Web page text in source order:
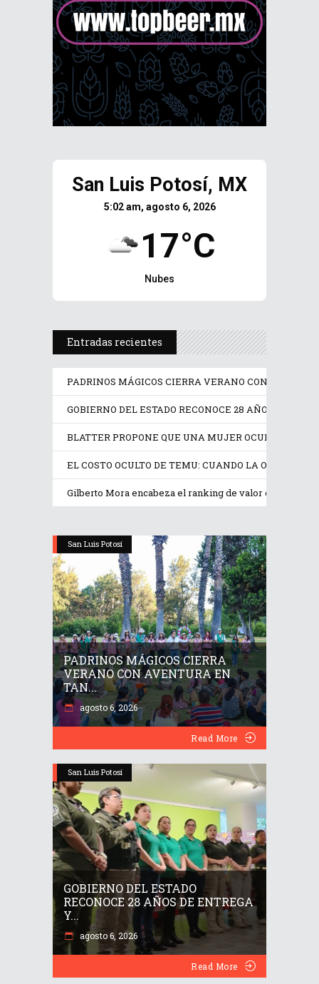
San Luis Potosí, MX
5:02 am, agosto 6, 2026
17°C
Nubes
Entradas recientes
PADRINOS MÁGICOS CIERRA VERANO CON
GOBIERNO DEL ESTADO RECONOCE 28 AÑOS DE
BLATTER PROPONE QUE UNA MUJER OCUPE LA
EL COSTO OCULTO DE TEMU: CUANDO LA OFERTA
Gilberto Mora encabeza el ranking de valor de mercado
San Luis Potosí
PADRINOS MÁGICOS CIERRA
VERANO CON AVENTURA EN
TAN...
agosto 6, 2026
Read More
San Luis Potosí
GOBIERNO DEL ESTADO
RECONOCE 28 AÑOS DE ENTREGA
Y...
agosto 6, 2026
Read More